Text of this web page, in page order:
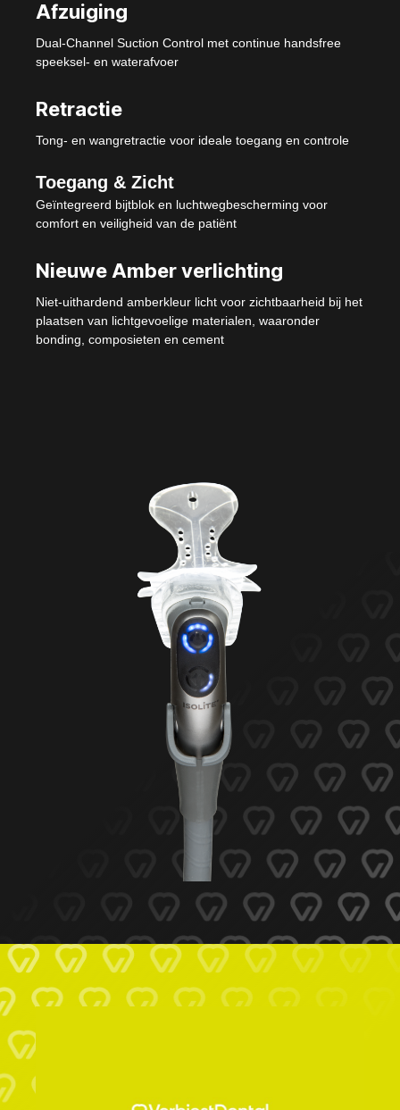
Afzuiging
Dual-Channel Suction Control met continue handsfree
speeksel- en waterafvoer
Retractie
Tong- en wangretractie voor ideale toegang en controle
Toegang & Zicht
Geïntegreerd bijtblok en luchtwegbescherming voor
comfort en veiligheid van de patiënt
Nieuwe Amber verlichting
Niet-uithardend amberkleur licht voor zichtbaarheid bij het
plaatsen van lichtgevoelige materialen, waaronder
bonding, composieten en cement